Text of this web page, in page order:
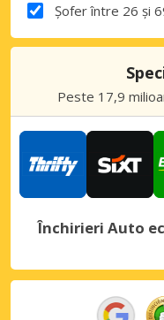
Șofer între 26 și
Peste 17,9
Închirieri Auto